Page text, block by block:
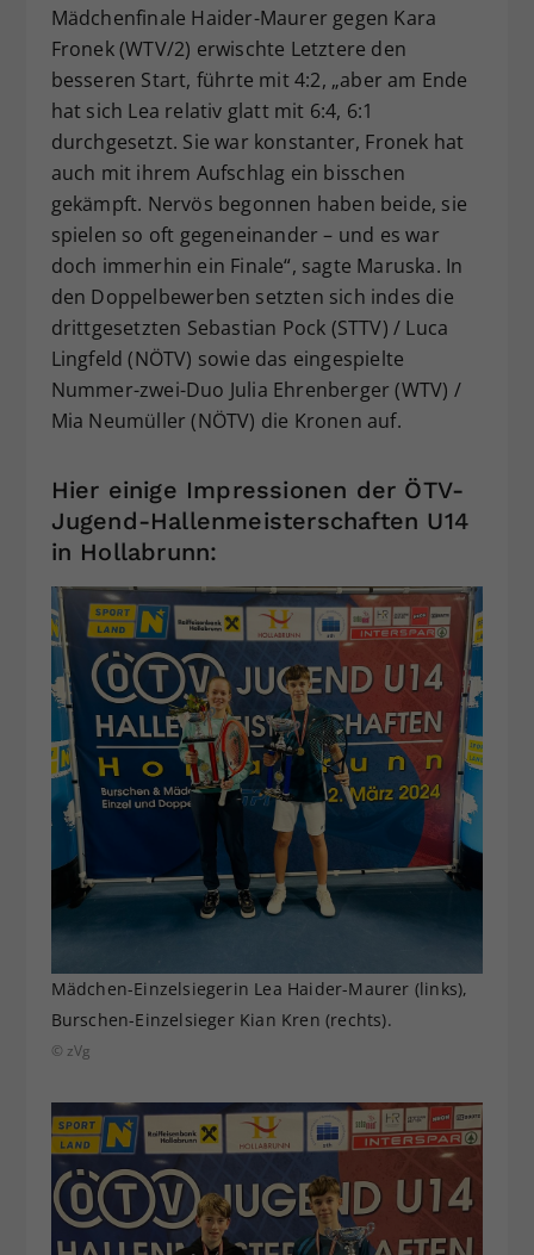
Mädchenfinale Haider-Maurer gegen Kara
Fronek (WTV/2) erwischte Letztere den
besseren Start, führte mit 4:2, „aber am Ende
hat sich Lea relativ glatt mit 6:4, 6:1
durchgesetzt. Sie war konstanter, Fronek hat
auch mit ihrem Aufschlag ein bisschen
gekämpft. Nervös begonnen haben beide, sie
spielen so oft gegeneinander – und es war
doch immerhin ein Finale“, sagte Maruska. In
den Doppelbewerben setzten sich indes die
drittgesetzten Sebastian Pock (STTV) / Luca
Lingfeld (NÖTV) sowie das eingespielte
Nummer-zwei-Duo Julia Ehrenberger (WTV) /
Mia Neumüller (NÖTV) die Kronen auf.
Hier einige Impressionen der ÖTV-
Jugend-Hallenmeisterschaften U14
in Hollabrunn:
Mädchen-Einzelsiegerin Lea Haider-Maurer (links),
Burschen-Einzelsieger Kian Kren (rechts).
© zVg